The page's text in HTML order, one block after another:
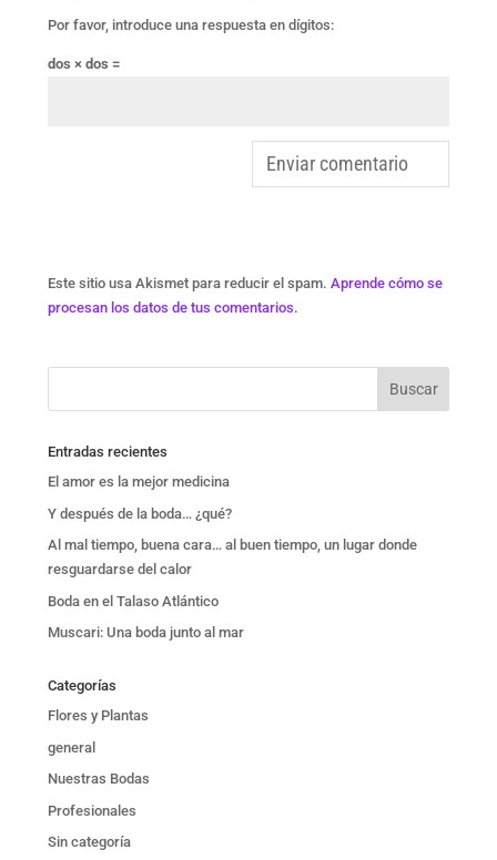
Por favor, introduce una respuesta en dígitos:
dos × dos =
Este sitio usa Akismet para reducir el spam. Aprende cómo se
procesan los datos de tus comentarios.
Entradas recientes
El amor es la mejor medicina
Y después de la boda… ¿qué?
Al mal tiempo, buena cara… al buen tiempo, un lugar donde
resguardarse del calor
Boda en el Talaso Atlántico
Muscari: Una boda junto al mar
Categorías
Flores y Plantas
general
Nuestras Bodas
Profesionales
Sin categoría